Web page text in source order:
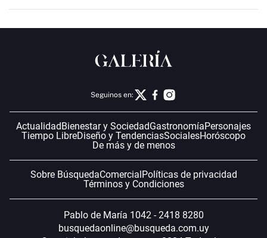
Seguinos en:
Actualidad Bienestar y SociedadGastronomíaPersonajes
Tiempo LibreDiseño y TendenciasSocialesHoróscopo
De más y de menos
Sobre BúsquedaComercial Políticas de privacidad
Términos y Condiciones
Pablo de María 1042 - 2418 8280
busquedaonline@busqueda.com.uy